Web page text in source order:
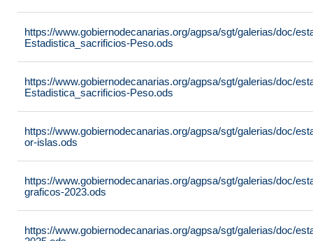
https://www.gobiernodecanarias.org/agpsa/sgt/galerias/doc/
Estadistica_sacrificios-Peso.ods
https://www.gobiernodecanarias.org/agpsa/sgt/galerias/doc/
Estadistica_sacrificios-Peso.ods
https://www.gobiernodecanarias.org/agpsa/sgt/galerias/doc/
or-islas.ods
https://www.gobiernodecanarias.org/agpsa/sgt/galerias/doc/
graficos-2023.ods
https://www.gobiernodecanarias.org/agpsa/sgt/galerias/doc/